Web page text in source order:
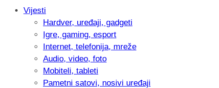
Vijesti
Hardver, uređaji, gadgeti
Igre, gaming, esport
Internet, telefonija, mreže
Audio, video, foto
Mobiteli, tableti
Pametni satovi, nosivi uređaji